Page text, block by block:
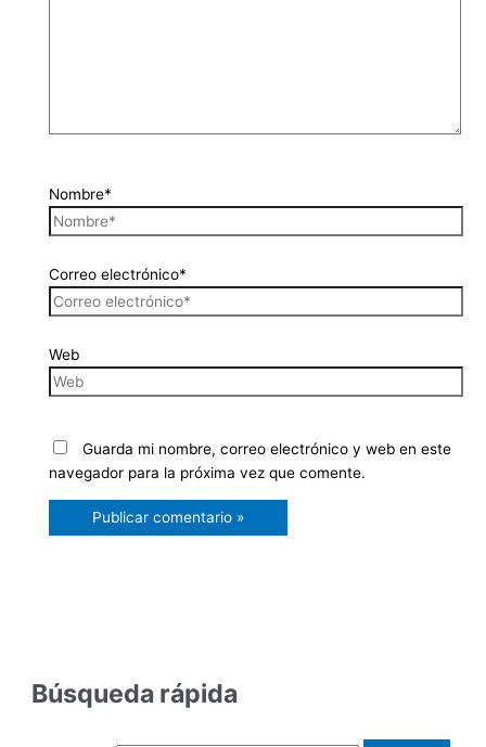
Nombre*
Correo electrónico*
Web
Guarda mi nombre, correo electrónico y web en este
navegador para la próxima vez que comente.
Búsqueda rápida